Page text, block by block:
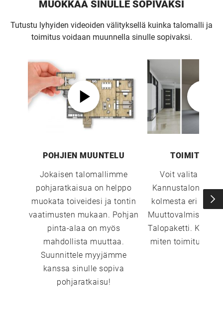
MUOKKAA SINULLE SOPIVAKSI
Tutustu lyhyiden videoiden välityksellä kuinka talomalli ja
toimitus voidaan muunnella sinulle sopivaksi.
POHJIEN MUUNTELU
Jokaisen talomallimme
pohjaratkaisua on helppo
muokata toiveidesi ja tontin
vaatimusten mukaan. Pohjan
pinta-alaa on myös
mahdollista muuttaa.
Suunnittele myyjämme
kanssa sinulle sopiva
pohjaratkaisu!
Voit valita
Kannustalon
kolmesta eri
Muuttovalmis,
Talopaketti. Katso
miten